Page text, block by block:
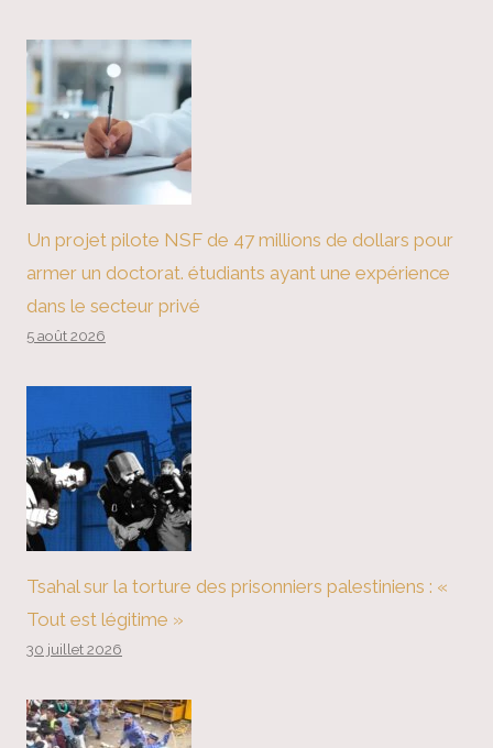
Un projet pilote NSF de 47 millions de dollars pour
armer un doctorat. étudiants ayant une expérience
dans le secteur privé
5 août 2026
Tsahal sur la torture des prisonniers palestiniens : «
Tout est légitime »
30 juillet 2026